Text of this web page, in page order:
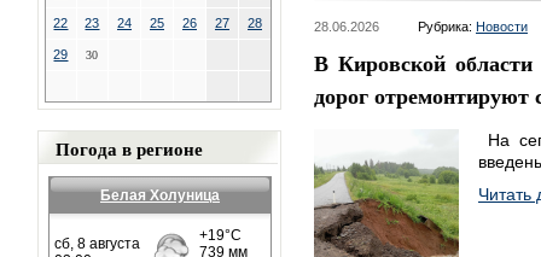
22 23 24 25 26 27 28
29 30
Погода в регионе
Белая Холуница
28.06.2026 Рубрика: Новости
В Кировской
дорог отремонтируют
На
Читать